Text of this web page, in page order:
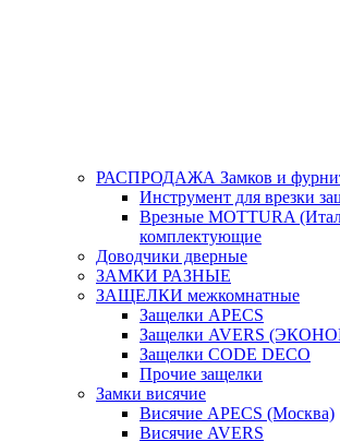
РАСПРОДАЖА Замков и
Инструмент для врезки
Врезные MOTTURA
комплектующие
Доводчики дверные
ЗАМКИ РАЗНЫЕ
ЗАЩЕЛКИ межкомнатные
Защелки APECS
Защелки AVERS
Защелки CODE DECO
Прочие защелки
Замки висячие
Висячие APECS (Москва)
Висячие AVERS